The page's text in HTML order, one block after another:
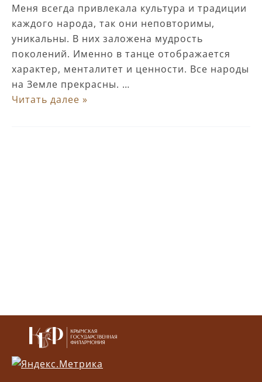
Меня всегда привлекала культура и традиции
каждого народа, так они неповторимы,
уникальны. В них заложена мудрость
поколений. Именно в танце отображается
характер, менталитет и ценности. Все народы
на Земле прекрасны. …
Алена
Читать далее »